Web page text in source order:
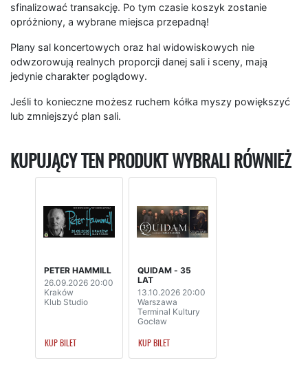
sfinalizować transakcję. Po tym czasie koszyk zostanie
opróżniony, a wybrane miejsca przepadną!
Plany sal koncertowych oraz hal widowiskowych nie
odwzorowują realnych proporcji danej sali i sceny, mają
jedynie charakter poglądowy.
Jeśli to konieczne możesz ruchem kółka myszy powiększyć
lub zmniejszyć plan sali.
KUPUJĄCY TEN PRODUKT WYBRALI RÓWNIEŻ
PETER HAMMILL
26.09.2026 20:00
Kraków
Klub Studio
KUP BILET
QUIDAM - 35
LAT
13.10.2026 20:00
Warszawa
Terminal Kultury
Gocław
KUP BILET